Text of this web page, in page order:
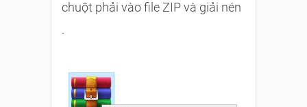
chuột phải vào file ZIP và giải nén
.